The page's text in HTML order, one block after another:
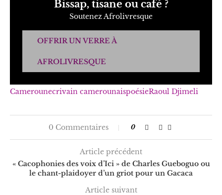
Bissap, tisane ou café ?
Soutenez Afrolivresque
OFFRIR UN VERRE À
AFROLIVRESQUE
Camerounecrivain camerounaispoésieRaoul Djimeli
0 Commentaires 0
Article précédent
« Cacophonies des voix d’Ici » de Charles Gueboguo ou
le chant-plaidoyer d’un griot pour un Gacaca
Article suivant